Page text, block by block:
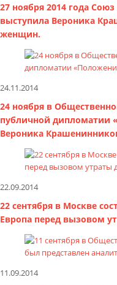
27 ноября 2014 года
выступила Вероника
женщин.
24.11.2014
24 ноября в
публичной дипломатии
Вероника
22.09.2014
22 сентября в Москве
Европа перед вызовом
11.09.2014